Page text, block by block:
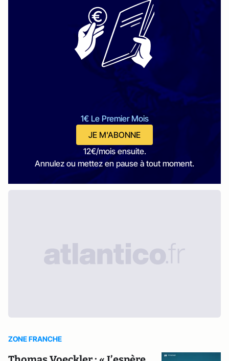
1€ Le Premier Mois
JE M'ABONNE
12€/mois ensuite.
Annulez ou mettez en pause à tout moment.
ZONE FRANCHE